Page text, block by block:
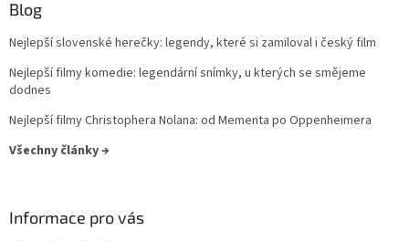
Edward Zwick 14
Frank Oz
Josef Mach
Martin Campbell 13
Blog
Nejlepší slovenské herečky: legendy, které si zamiloval i český film
Nejlepší filmy komedie: legendární snímky, u kterých se smějeme
dodnes
Nejlepší filmy Christophera Nolana: od Mementa po Oppenheimera
Všechny články →
Informace pro vás